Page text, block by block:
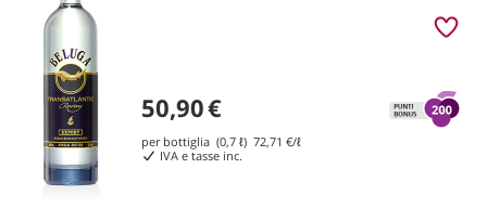
50,90€
per bottiglia (0,7 ℓ) 72,71 €/ℓ
IVA e tasse inc.